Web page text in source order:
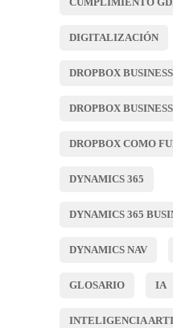
DIGITALIZACIÓN
DROPBOX BUSINESS
DROPBOX
DROPBOX COMO
DYNAMICS 365
DYNAMICS 365
DYNAMICS NAV
GLOSARIO IA
INTELIGENCIA